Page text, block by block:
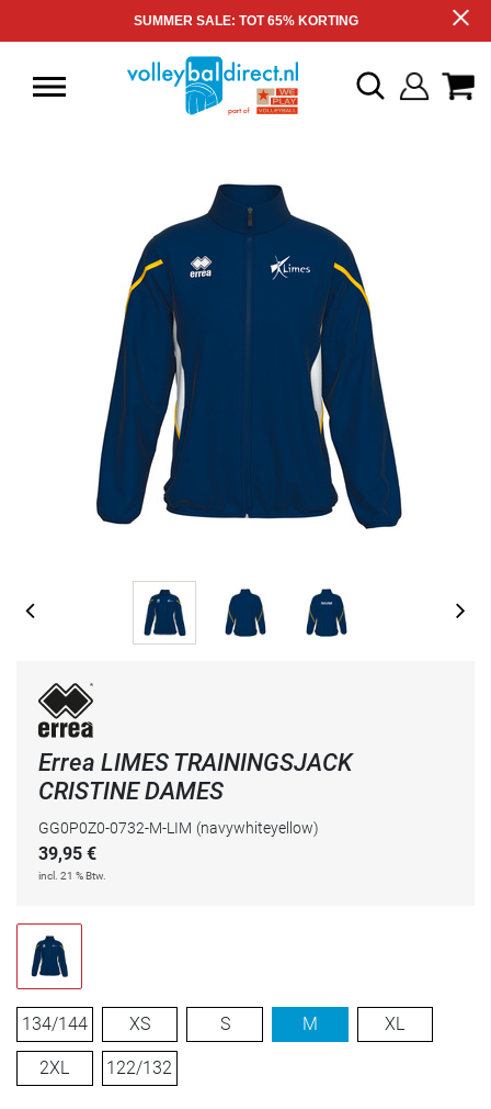
SUMMER SALE: TOT 65% KORTING
Errea LIMES TRAININGSJACK
CRISTINE DAMES
GG0P0Z0-0732-M-LIM (navywhiteyellow)
39,95 €
incl. 21 % Btw.
134/144 XS S M XL
2XL 122/132